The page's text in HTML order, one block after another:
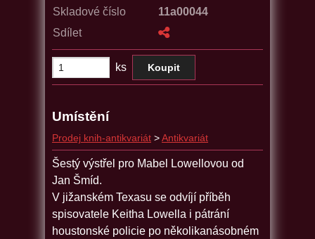
Skladové číslo
11a00044
Sdílet
ks
Umístění
Prodej knih-antikvariát > Antikvariát
Šestý výstřel pro Mabel Lowellovou od
Jan Šmíd.
V jižanském Texasu se odvíjí příběh
spisovatele Keitha Lowella i pátrání
houstonské policie po několikanásobném